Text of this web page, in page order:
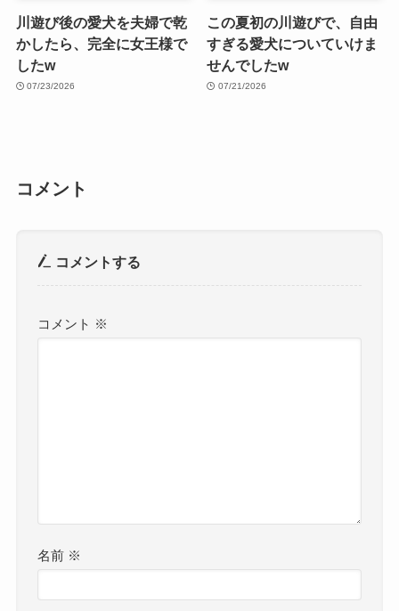
川遊び後の愛犬を夫婦で乾
かしたら、完全に女王様で
したw
07/23/2026
この夏初の川遊びで、自由
すぎる愛犬についていけま
せんでしたw
07/21/2026
コメント
コメントする
コメント ※
名前 ※